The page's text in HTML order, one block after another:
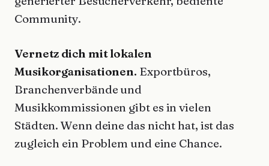
Community.
Vernetz dich mit lokalen
Musikorganisationen. Exportbüros,
Branchenverbände und
Musikkommissionen gibt es in vielen
Städten. Wenn deine das nicht hat, ist das
zugleich ein Problem und eine Chance.